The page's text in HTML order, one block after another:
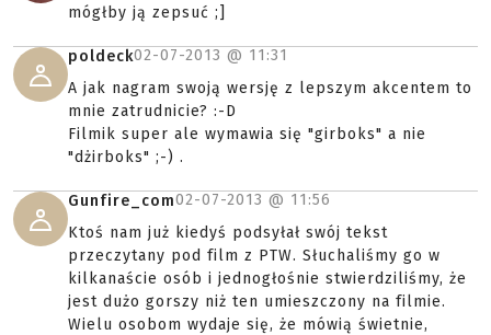
mógłby ją zepsuć ;]
poldeck02-07-2013 @ 11:31
A jak nagram swoją wersję z lepszym akcentem to
mnie zatrudnicie? :-D
Filmik super ale wymawia się "girboks" a nie
"dżirboks" ;-) .
Gunfire_com02-07-2013 @ 11:56
Ktoś nam już kiedyś podsyłał swój tekst
przeczytany pod film z PTW. Słuchaliśmy go w
kilkanaście osób i jednogłośnie stwierdziliśmy, że
jest dużo gorszy niż ten umieszczony na filmie.
Wielu osobom wydaje się, że mówią świetnie,